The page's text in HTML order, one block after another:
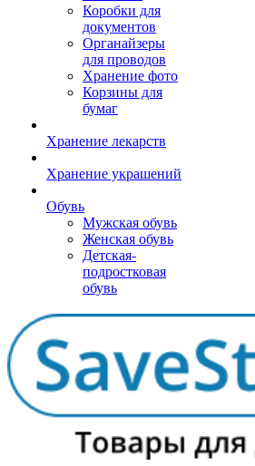
Коробки для
документов
Органайзеры
для проводов
Хранение фото
Корзины для
бумаг
Хранение лекарств
Хранение украшений
Обувь
Мужская обувь
Женская обувь
Детская-
подростковая
обувь